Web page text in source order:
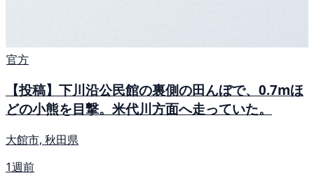
官方
【投稿】下川沿公民館の裏側の田んぼで、0.7mほ
どの小熊を目撃。米代川方面へ走っていた。
大館市, 秋田県
1週前